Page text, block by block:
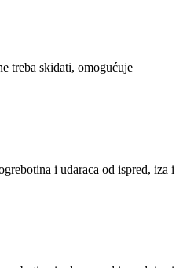
treba skidati, omogućuje
i udaraca od ispred, iza i